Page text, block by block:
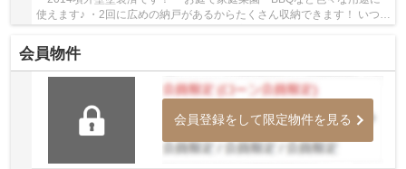
使えます♪ ・2回に広めの納戸があるからたくさん収納できます！ いつで
もお気軽にお声がけください♪ 駅からの送迎が...
会員物件
会員登録をして限定物件を見る